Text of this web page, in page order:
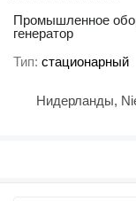
Промышленное
генератор
Тип стационарный
Нидерланды,